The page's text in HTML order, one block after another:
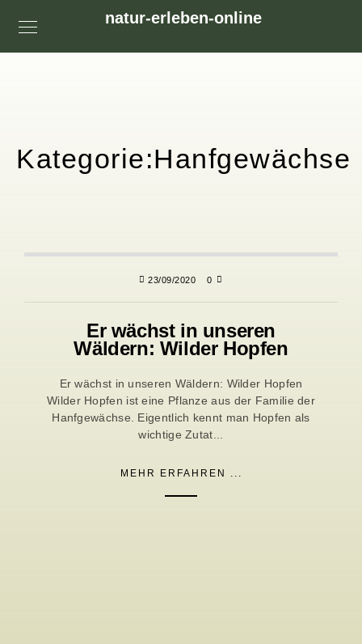
natur-erleben-online
Kategorie:Hanfgewächse
23/09/2020 0
Er wächst in unseren
Wäldern: Wilder Hopfen
Er wächst in unseren Wäldern: Wilder Hopfen
Wilder Hopfen ist eine Pflanze aus der Familie der
Hanfgewächse. Eigentlich kennt man Hopfen als
wichtige Zutat...
MEHR ERFAHREN ...